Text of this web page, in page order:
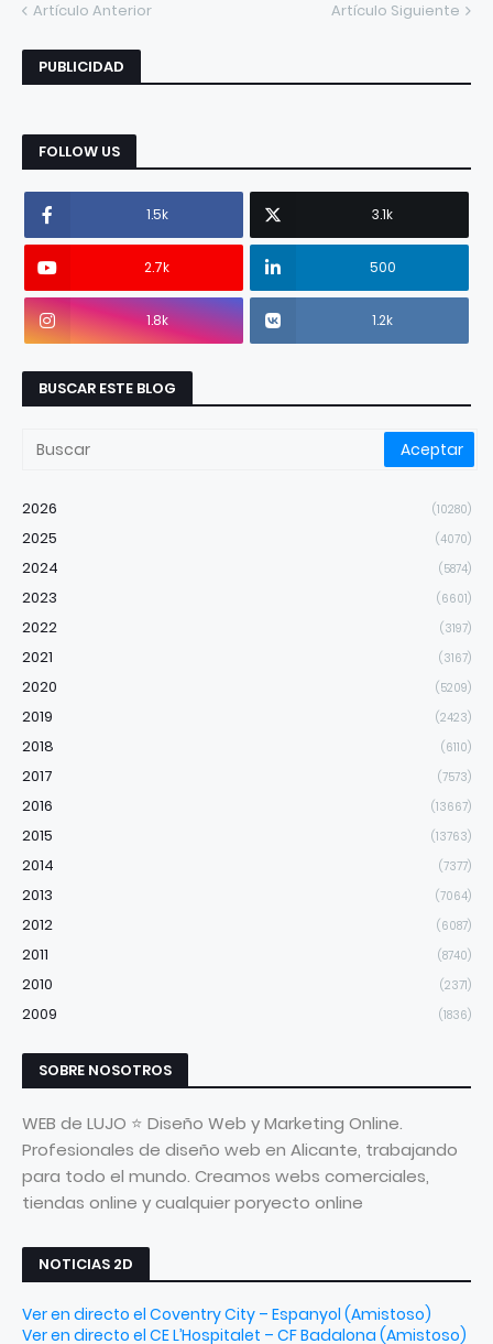
Artículo Anterior Artículo Siguiente
PUBLICIDAD
FOLLOW US
1.5k 3.1k
2.7k 500
1.8k 1.2k
BUSCAR ESTE BLOG
2026 (10280)
2025 (4070)
2024 (5874)
2023 (6601)
2022 (3197)
2021 (3167)
2020 (5209)
2019 (2423)
2018 (6110)
2017 (7573)
2016 (13667)
2015 (13763)
2014 (7377)
2013 (7064)
2012 (6087)
2011 (8740)
2010 (2371)
2009 (1836)
SOBRE NOSOTROS
WEB de LUJO ⭐ Diseño Web y Marketing Online.
Profesionales de diseño web en Alicante, trabajando
para todo el mundo. Creamos webs comerciales,
tiendas online y cualquier poryecto online
NOTICIAS 2D
Ver en directo el Coventry City – Espanyol (Amistoso)
Ver en directo el CE L’Hospitalet – CF Badalona (Amistoso)